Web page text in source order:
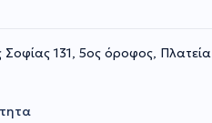
131, 5ος όροφος, Πλατεία